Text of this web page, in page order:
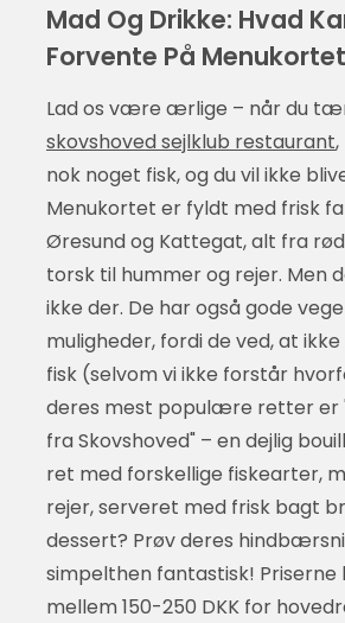
Mad Og Drikke: Hvad
Forvente På
Lad os være ærlige – når du
skovshoved sejlklub restaurant
nok noget fisk, og du vil ikke
Menukortet er fyldt med frisk
Øresund og Kattegat, alt fra
torsk til hummer og rejer. Men
ikke der. De har også gode
muligheder, fordi de ved, at
fisk (selvom vi ikke forstår
deres mest populære retter er
fra Skovshoved" – en dejlig
ret med forskellige fiskearter,
rejer, serveret med frisk bagt
dessert? Prøv deres
simpelthen fantastisk! Priserne
mellem 150-250 DKK for